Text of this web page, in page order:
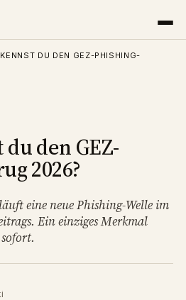
DU DEN GEZ-PHISHING-
den GEZ-
2026?
eine neue Phishing-Welle im
Ein einziges Merkmal